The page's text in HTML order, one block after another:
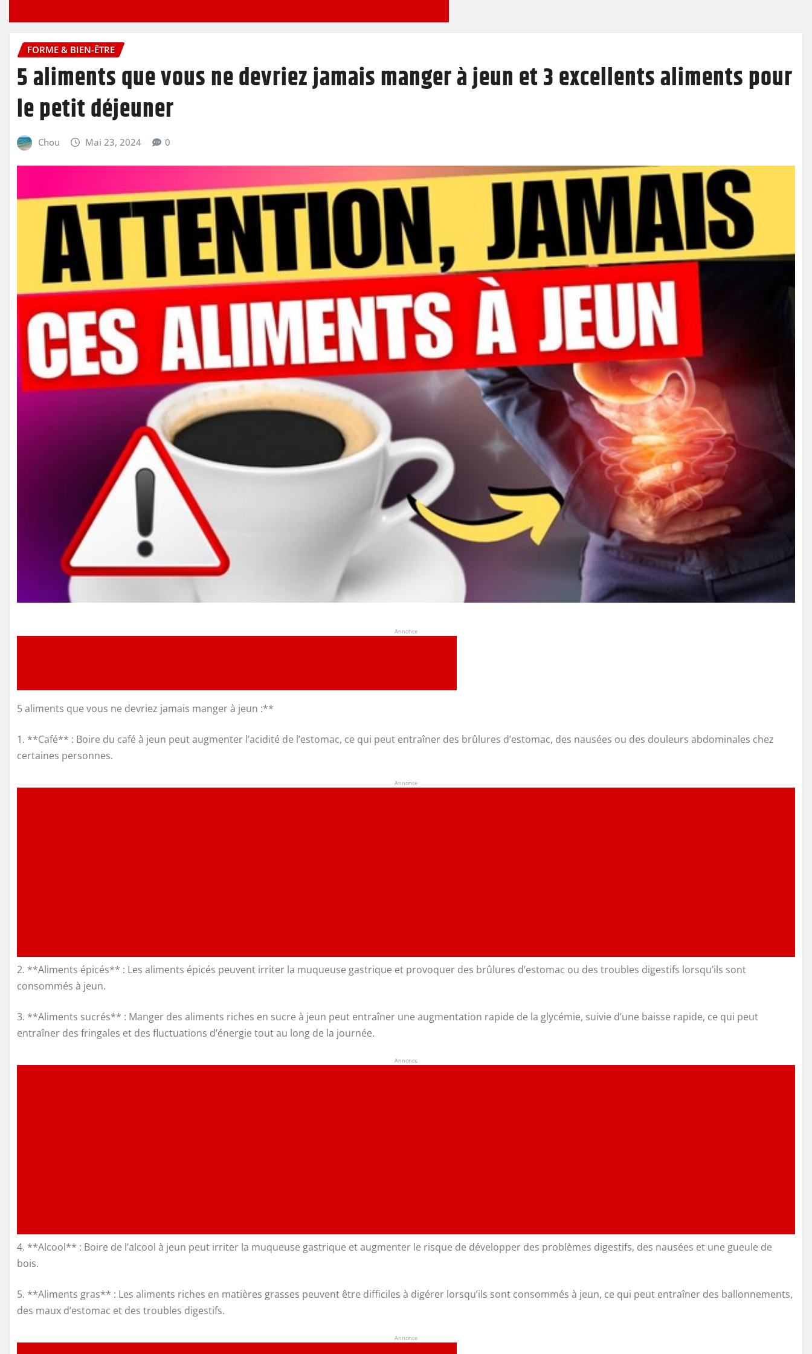
FORME & BIEN-ÊTRE
5 aliments que vous ne devriez jamais manger à jeun et 3 excellents aliments pour
le petit déjeuner
Chou Mai 23, 2024 0
Annonce
5 aliments que vous ne devriez jamais manger à jeun :**
1. **Café** : Boire du café à jeun peut augmenter l’acidité de l’estomac, ce qui peut entraîner des brûlures d’estomac, des nausées ou des douleurs abdominales chez
certaines personnes.
Annonce
2. **Aliments épicés** : Les aliments épicés peuvent irriter la muqueuse gastrique et provoquer des brûlures d’estomac ou des troubles digestifs lorsqu’ils sont
consommés à jeun.
3. **Aliments sucrés** : Manger des aliments riches en sucre à jeun peut entraîner une augmentation rapide de la glycémie, suivie d’une baisse rapide, ce qui peut
entraîner des fringales et des fluctuations d’énergie tout au long de la journée.
Annonce
4. **Alcool** : Boire de l’alcool à jeun peut irriter la muqueuse gastrique et augmenter le risque de développer des problèmes digestifs, des nausées et une gueule de
bois.
5. **Aliments gras** : Les aliments riches en matières grasses peuvent être difficiles à digérer lorsqu’ils sont consommés à jeun, ce qui peut entraîner des ballonnements,
des maux d’estomac et des troubles digestifs.
Annonce